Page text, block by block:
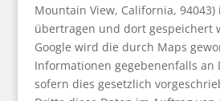
Mountain View, California, 94043)
übertragen und dort gespeichert
Google wird die durch Maps
Informationen gegebenenfalls an
sofern dies gesetzlich